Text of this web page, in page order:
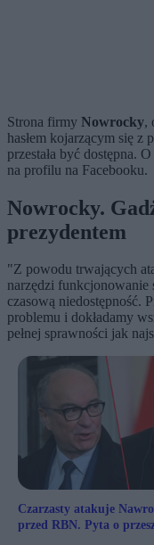
Strona firmy Nowrocky,
hasłem kojarzącym się
przestała być dostępna.
na profilu na Facebooku.
Nowrocky.
prezydentem
"Z powodu trwających
narzędzi funkcjonowanie
czasową niedostępność.
problemu i dokładamy
pełnej sprawności jak
Czarzasty atakuje
przed RBN. Pyta o